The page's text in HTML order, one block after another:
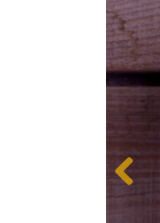
Previous